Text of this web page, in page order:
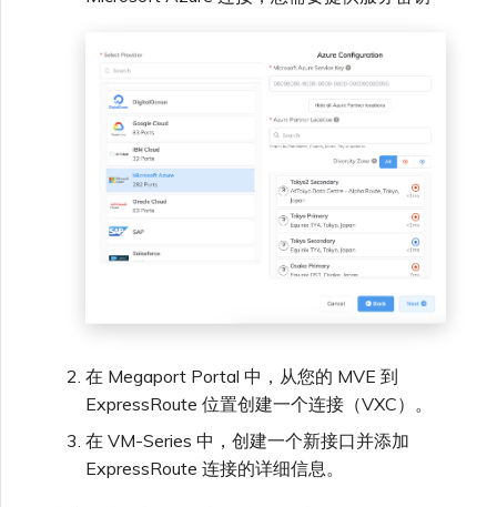
VMware Cloud
Palo Alto Networks
Peplink FusionHub
Versa SD-WAN
使用 MVE 控制台
MVE 常见问题
从 MVE 创建到 AWS 的 VXC
从 MVE 创建到 Azure 的
更改 IX 配置
迁移 VXC 和 IX
X-Auth Token 弃用常见问题
API 弃用常见问题
单点登录（SSO）常见问题
故障排查后续步骤
在 Megaport Portal 中，从您的 MVE 到
ExpressRoute 位置创建一个连接（VXC）。
在 VM-Series 中，创建一个新接口并添加
ExpressRoute 连接的详细信息。